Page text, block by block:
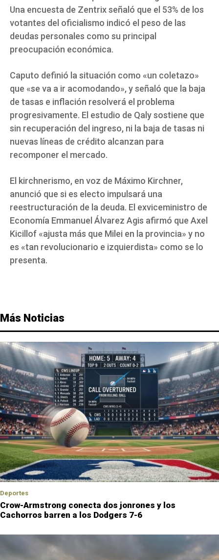
Una encuesta de Zentrix señaló que el 53% de los
votantes del oficialismo indicó el peso de las
deudas personales como su principal
preocupación económica.
Caputo definió la situación como «un coletazo»
que «se va a ir acomodando», y señaló que la baja
de tasas e inflación resolverá el problema
progresivamente. El estudio de Qaly sostiene que
sin recuperación del ingreso, ni la baja de tasas ni
nuevas líneas de crédito alcanzan para
recomponer el mercado.
El kirchnerismo, en voz de Máximo Kirchner,
anunció que si es electo impulsará una
reestructuración de la deuda. El exviceministro de
Economía Emmanuel Álvarez Agis afirmó que Axel
Kicillof «ajusta más que Milei en la provincia» y no
es «tan revolucionario e izquierdista» como se lo
presenta.
Más Noticias
Deportes
Crow-Armstrong conecta dos jonrones y los
Cachorros barren a los Dodgers 7-6